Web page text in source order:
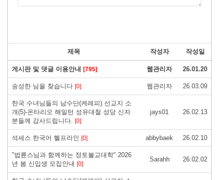
제목 작성자 작성일
게시판 및 댓글 이용안내 [795] 웹관리자 26.01.20
송성한 님을 찾습니다 [0] 웹관리자 26.03.09
한국 수녀님들의 남수단(케레피) 선교지 소
개(5)-온타리오 해밀턴 성유대철 성당 신자
분들께 감사드립니다. [0]
jays01 26.02.13
석세스 한국어 헬프라인 [0] abbybaek 26.02.10
"법륜스님과 함께하는 정토불교대학" 2026
년 봄 신입생 모집안내 [0]
Sarahh 26.02.02